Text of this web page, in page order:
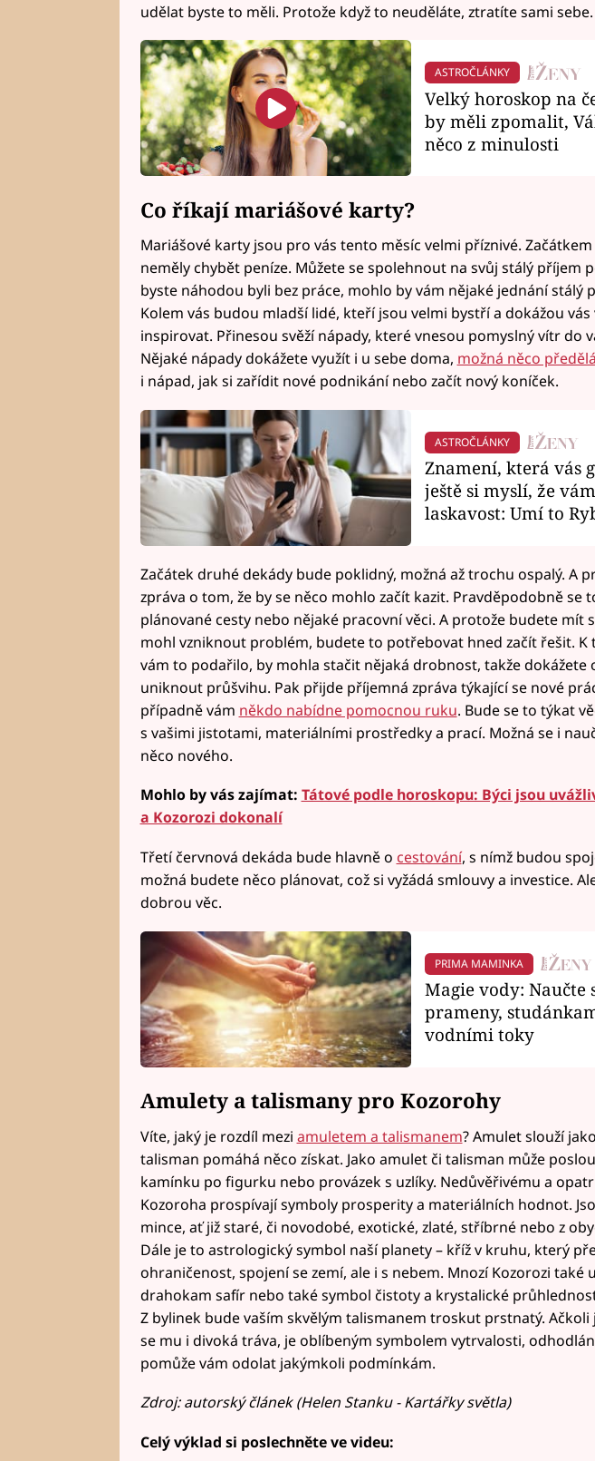
udělat byste to měli. Protože když to neuděláte, ztratíte sami sebe.
ASTROČLÁNKY
Velký horoskop na
by měli zpomalit,
něco z minulosti
Co říkají mariášové karty?
Mariášové karty jsou pro vás tento měsíc velmi příznivé.
neměly chybět peníze. Můžete se spolehnout na svůj stálý příjem
byste náhodou byli bez práce, mohlo by vám nějaké jednání stálý
Kolem vás budou mladší lidé, kteří jsou velmi bystří a dokážou vás
inspirovat. Přinesou svěží nápady, které vnesou pomyslný vítr do
Nějaké nápady dokážete využít i u sebe doma, možná něco
i nápad, jak si zařídit nové podnikání nebo začít nový koníček.
ASTROČLÁNKY
Znamení, která vás
ještě si myslí, že
laskavost: Umí to
Začátek druhé dekády bude poklidný, možná až trochu ospalý. A
zpráva o tom, že by se něco mohlo začít kazit. Pravděpodobně se
plánované cesty nebo nějaké pracovní věci. A protože budete mít
mohl vzniknout problém, budete to potřebovat hned začít řešit. K
vám to podařilo, by mohla stačit nějaká drobnost, takže dokážete
uniknout průšvihu. Pak přijde příjemná zpráva týkající se nové
případně vám někdo nabídne pomocnou ruku. Bude se to týkat
s vašimi jistotami, materiálními prostředky a prací. Možná se i
něco nového.
Mohlo by vás zajímat: Tátové podle horoskopu: Býci jsou
a Kozorozi dokonalí
Třetí červnová dekáda bude hlavně o cestování, s nímž budou
možná budete něco plánovat, což si vyžádá smlouvy a investice.
dobrou věc.
PRIMA MAMINKA
Magie vody: Naučte
prameny,
vodními toky
Amulety a talismany pro Kozorohy
Víte, jaký je rozdíl mezi amuletem a talismanem? Amulet slouží
talisman pomáhá něco získat. Jako amulet či talisman může
kamínku po figurku nebo provázek s uzlíky. Nedůvěřivému a
Kozoroha prospívají symboly prosperity a materiálních hodnot.
mince, ať již staré, či novodobé, exotické, zlaté, stříbrné nebo z
Dále je to astrologický symbol naší planety – kříž v kruhu, který
ohraničenost, spojení se zemí, ale i s nebem. Mnozí Kozorozi také
drahokam safír nebo také symbol čistoty a krystalické
Z bylinek bude vaším skvělým talismanem troskut prstnatý. Ačkoli
se mu i divoká tráva, je oblíbeným symbolem vytrvalosti,
pomůže vám odolat jakýmkoli podmínkám.
Zdroj: autorský článek (Helen Stanku - Kartářky světla)
Celý výklad si poslechněte ve videu: